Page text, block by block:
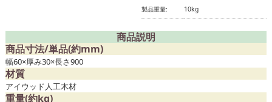
製品重量: 10kg
商品説明
商品寸法/単品(約mm)
幅60×厚み30×長さ900
材質
アイウッド人工木材
重量(約kg)